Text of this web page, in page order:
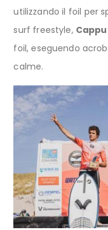
utilizzando il foil per
surf freestyle,
foil, eseguendo
calme.